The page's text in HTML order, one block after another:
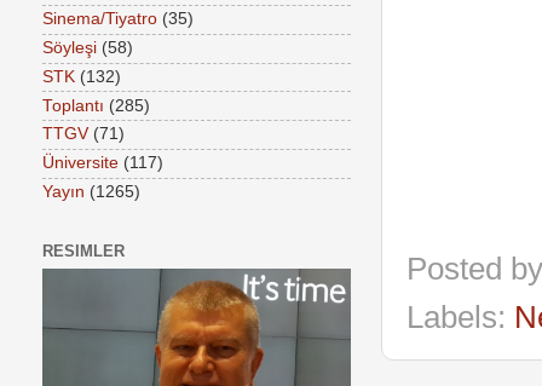
Posted
Labels:
Sinema/Tiyatro (35)
Söyleşi (58)
STK (132)
Toplantı (285)
TTGV (71)
Üniversite (117)
Yayın (1265)
RESIMLER